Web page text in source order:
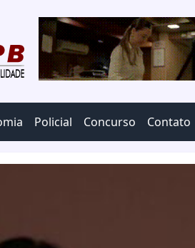
Policial Concurso Contato